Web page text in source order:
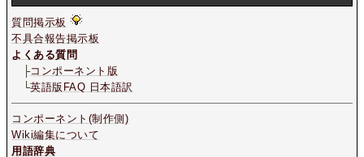
質問掲示板
不具合報告掲示板
よくある質問
├コンポーネント版
└英語版FAQ 日本語訳
コンポーネント(制作側)
Wiki編集について
用語辞典